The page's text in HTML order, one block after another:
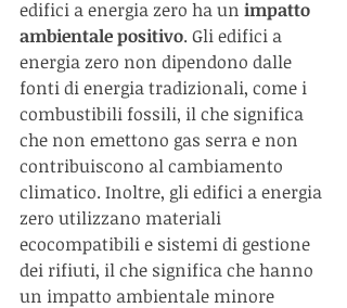
edifici a energia zero ha un impatto
ambientale positivo. Gli edifici a
energia zero non dipendono dalle
fonti di energia tradizionali, come i
combustibili fossili, il che significa
che non emettono gas serra e non
contribuiscono al cambiamento
climatico. Inoltre, gli edifici a energia
zero utilizzano materiali
ecocompatibili e sistemi di gestione
dei rifiuti, il che significa che hanno
un impatto ambientale minore